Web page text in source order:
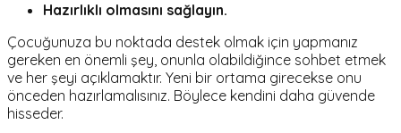
Hazırlıklı olmasını sağlayın.
Çocuğunuza bu noktada destek olmak için yapmanız
gereken en önemli şey, onunla olabildiğince sohbet etmek
ve her şeyi açıklamaktır. Yeni bir ortama girecekse onu
önceden hazırlamalısınız. Böylece kendini daha güvende
hisseder.